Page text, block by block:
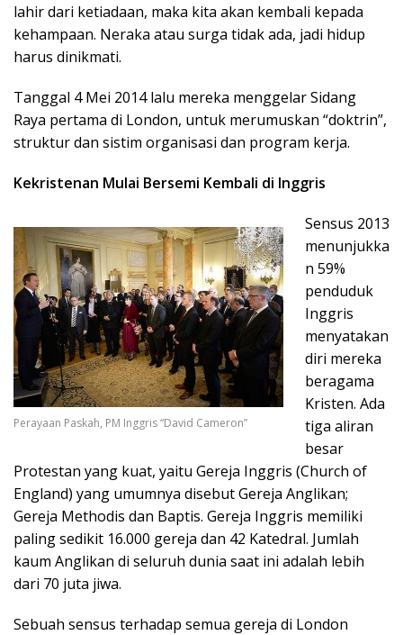
lahir dari ketiadaan, maka kita akan kembali kepada
kehampaan. Neraka atau surga tidak ada, jadi hidup
harus dinikmati.
Tanggal 4 Mei 2014 lalu mereka menggelar Sidang
Raya pertama di London, untuk merumuskan “doktrin”,
struktur dan sistim organisasi dan program kerja.
Kekristenan Mulai Bersemi Kembali di Inggris
Perayaan Paskah, PM Inggris “David Cameron”
Sensus 2013
menunjukka
n 59%
penduduk
Inggris
menyatakan
diri mereka
beragama
Kristen. Ada
tiga aliran
besar
Protestan yang kuat, yaitu Gereja Inggris (Church of
England) yang umumnya disebut Gereja Anglikan;
Gereja Methodis dan Baptis. Gereja Inggris memiliki
paling sedikit 16.000 gereja dan 42 Katedral. Jumlah
kaum Anglikan di seluruh dunia saat ini adalah lebih
dari 70 juta jiwa.
Sebuah sensus terhadap semua gereja di London